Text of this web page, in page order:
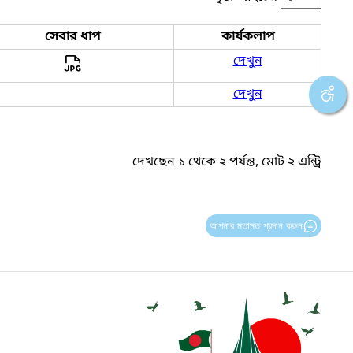
সেবার ধাপ
কার্যকলাপ
দেখুন
দেখুন
দেখছেন ১ থেকে ২ পর্যন্ত, মোট ২ এন্ট্রি
আপনার মতামত প্রদান করুন